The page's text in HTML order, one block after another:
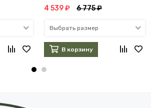
4 539 ₽ 6 775 ₽
Выбрать размер
В корзину